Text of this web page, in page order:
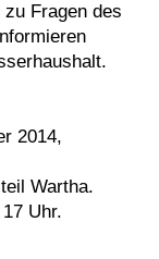
Fragen des
2014,
Wartha.
Uhr.